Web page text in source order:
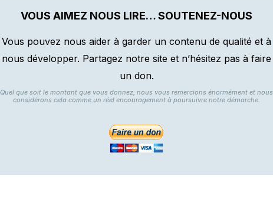
VOUS AIMEZ NOUS LIRE… SOUTENEZ-NOUS
Vous pouvez nous aider à garder un contenu de qualité et à
nous développer. Partagez notre site et n’hésitez pas à faire
un don.
Quel que soit le montant que vous donnez, nous vous remercions énormément et nous
considérons cela comme un réel encouragement à poursuivre notre démarche.